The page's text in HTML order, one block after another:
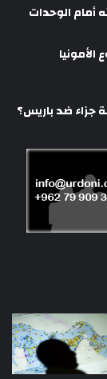
أمام الوحدات
جزاء ضد باريس؟